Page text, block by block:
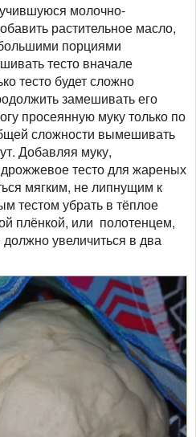
молочно-
растительное масло,
порциями
тесто вначале
тесто будет сложно
замешивать его
просеянную муку только по
сложности вымешивать
Добавляя муку,
тесто для жареных
мягким, не липнущим к
тестом убрать в тёплое
плёнкой, или полотенцем,
увеличиться в два